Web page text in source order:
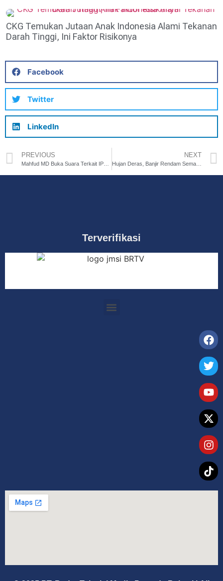
CKG Temukan Jutaan Anak Indonesia Alami Tekanan
Darah Tinggi, Ini Faktor Risikonya
Facebook
Twitter
LinkedIn
PREVIOUS NEXT
Hujan Deras, Banjir Rendam Semarang
Terverifikasi